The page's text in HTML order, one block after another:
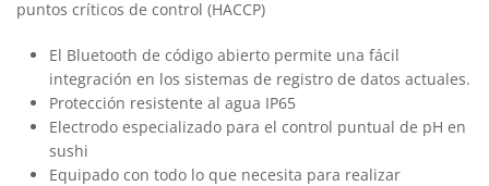
puntos críticos de control (HACCP)
El Bluetooth de código abierto permite una fácil
integración en los sistemas de registro de datos actuales.
Protección resistente al agua IP65
Electrodo especializado para el control puntual de pH en
sushi
Equipado con todo lo que necesita para realizar